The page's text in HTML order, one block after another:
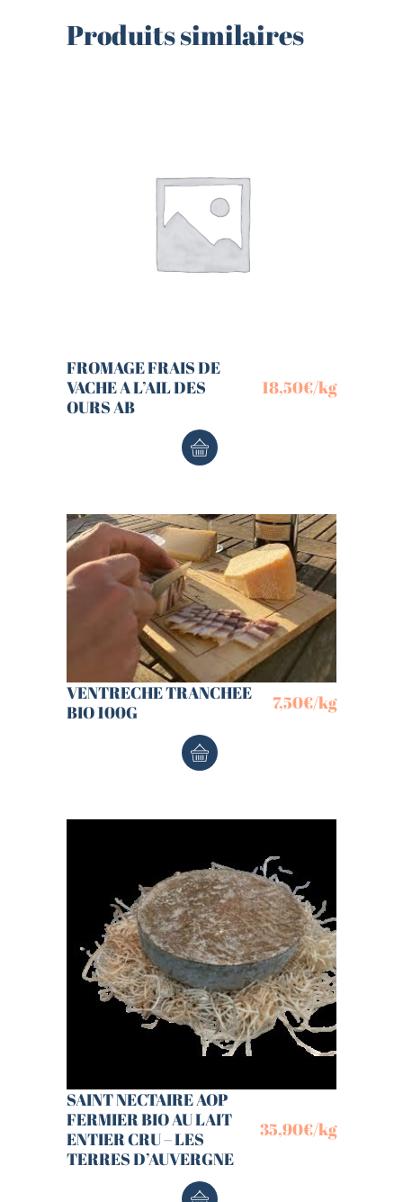
Produits similaires
FROMAGE FRAIS DE
VACHE A L’AIL DES
OURS AB
18,50€/kg
VENTRECHE TRANCHEE
BIO 100G
7,50€/kg
SAINT NECTAIRE AOP
FERMIER BIO AU LAIT
ENTIER CRU – LES
TERRES D’AUVERGNE
35,90€/kg